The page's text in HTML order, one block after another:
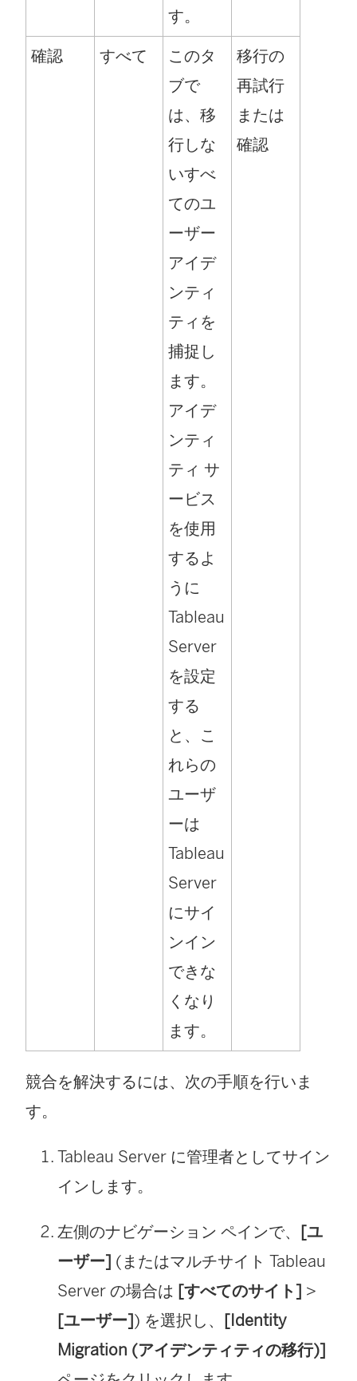
す。
確認 すべて
このタ
ブで
は、移
行しな
いすべ
てのユ
ーザー
アイデ
ンティ
ティを
捕捉し
ます。
アイデ
ンティ
ティ サ
ービス
を使用
するよ
うに
Tableau
Server
を設定
する
と、こ
れらの
ユーザ
ーは
Tableau
Server
にサイ
ンイン
できな
くなり
ます。
移行の
再試行
または
確認
競合を解決するには、次の手順を行いま
す。
Tableau Server に管理者としてサイン
インします。
左側のナビゲーション ペインで、
[ユ
ーザー] (またはマルチサイト Tableau
Server の場合は [すべてのサイト] >
[ユーザー]) を選択し、
[Identity
Migration (アイデンティティの移行)]